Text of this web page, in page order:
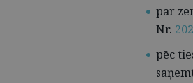
par
Nr.
pēc